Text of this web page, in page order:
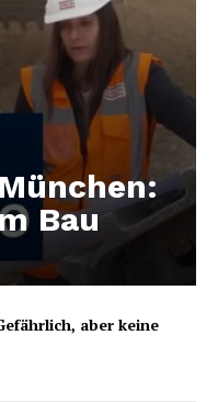
Bau
aber keine